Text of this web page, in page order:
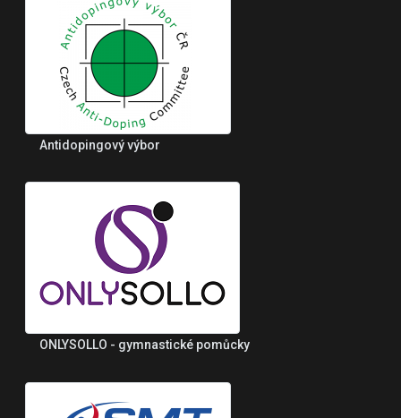
Antidopingový výbor
ONLYSOLLO - gymnastické pomůcky